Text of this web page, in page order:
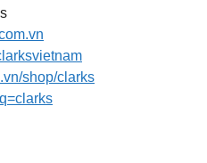
shop/clarks